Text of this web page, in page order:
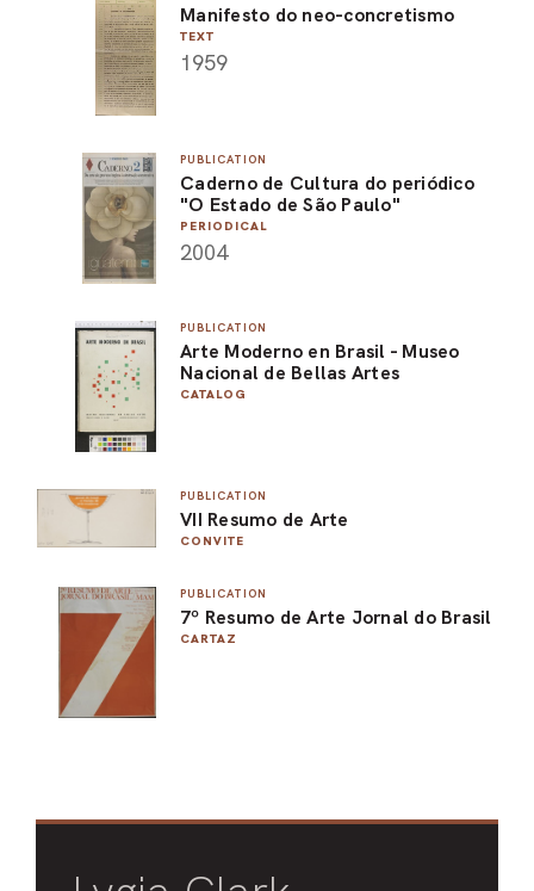
Manifesto do neo-concretismo
TEXT
1959
PUBLICATION
Caderno de Cultura do periódico
"O Estado de São Paulo"
PERIODICAL
2004
PUBLICATION
Arte Moderno en Brasil - Museo
Nacional de Bellas Artes
CATALOG
PUBLICATION
VII Resumo de Arte
CONVITE
PUBLICATION
7º Resumo de Arte Jornal do Brasil
CARTAZ